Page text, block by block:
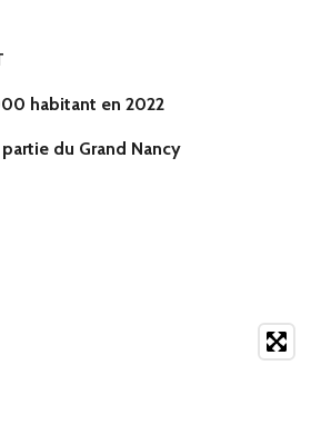
9 000 habitant en 2022
du Grand Nancy